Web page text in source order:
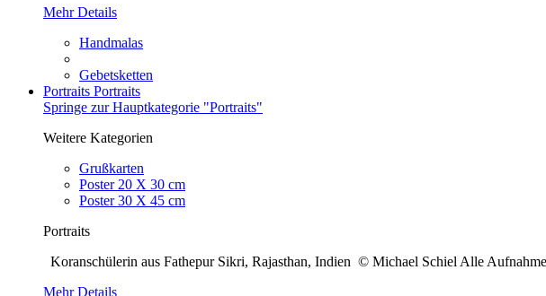
Mehr Details
Handmalas
Gebetsketten
Portraits Portraits
Springe zur Hauptkategorie "Portraits"
Weitere Kategorien
Grußkarten
Poster 20 X 30 cm
Poster 30 X 45 cm
Portraits
Koranschülerin aus Fathepur Sikri, Rajasthan, Indien © Michael Schiel Alle
Mehr Details